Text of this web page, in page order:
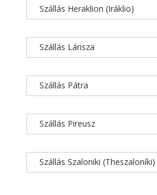
Szállás Heraklion (Iráklio)
Szállás Lárisza
Szállás Pátra
Szállás Pireusz
Szállás Szaloniki (Theszaloníki)